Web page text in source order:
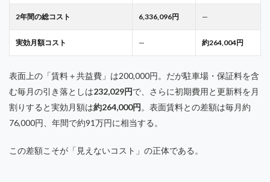
2年間の総コスト 6,336,096円 —
実効月額コスト — 約264,004円
表面上の「賃料＋共益費」は200,000円。だが駐車場・保証料を含
む毎月の引き落としは232,029円で、さらに初期費用と更新料を月
割りすると実効月額は約264,000円。表面賃料との差額は毎月約
76,000円、年間で約91万円に相当する。
この差額こそが「見えないコスト」の正体である。